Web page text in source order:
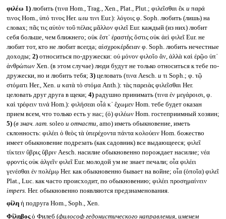
φιλέω 1)любить (τινα Hom., Trag., Xen., Plat., Plut.; φιλεῖσθαι ἔκ и παρά
τινος Hom., ὑπό τινος Her. или τινι Eur.): λόγοις φ. Soph. любить (лишь) на
словах; πᾶς τις αὑτὸν τοῦ πέλας μᾶλλον φιλεῖ Eur. каждый (из них) любит
себя больше, чем ближнего; οὐκ ἔστ᾽ ἐραστὴς ὅστις οὐκ ἀεὶ φιλεῖ Eur. не
любит тот, кто не любит всегда; αἰσχροκέρδειαν φ. Soph. любить нечестные
доходы; 2)относиться по-дружески: οὐ μόνον φιλοῖο ἄν, ἀλλὰ καὶ ἐρῷο ὑπ᾽
ἀνθρώπων Xen. (в этом случае) люди будут не только относиться к тебе по-
дружески, но и любить тебя; 3)целовать (τινα Aesch. и τι Soph.; φ. τῷ
στόματι Her., Xen. и κατὰ τὸ στόμα Anth.): τὰς παρειὰς φιλεῖσθαι Her.
целовать друг друга в щеки; 4)радушно принимать (τινα ἐν μεγάροισι, φ.
καὶ τρέφειν τινά Hom.): φιλήσεαι οἷά κ᾽ ἔχωμεν Hom. тебе будет оказан
прием всем, что только есть у нас; (ὁ) φιλέων Hom. гостеприимный хозяин;
5)(в знач. лат. soleo и отчасти,amo) иметь обыкновение, иметь
склонность: φιλέει ὁ θεὸς τὰ ὑπερέχοντα πάντα κολούειν Hom. божество
имеет обыкновение подрезать (как садовник) все выдающееся; φιλεῖ
τίκτειν ὕβρις ὕβριν Aesch. насилие обыкновенно порождает насилие; νέα
φροντὶς οὐκ ἀλγεῖν φιλεῖ Eur. молодой ум не знает печали; οἷα φιλέει
γενέσθαι ἐν πολέμῳ Her. как обыкновенно бывает на войне; οἷα (ὁποῖα) φιλεῖ
Plat., Luc. как часто происходит, по обыкновению; φιλέει προσημαίνειν
impers. Her. обыкновенно появляются предзнаменования.
φίλη ἡ подруга Hom., Soph., Xen.
Φίληβοςὁ Филеб (философ гедонистического направления, именем